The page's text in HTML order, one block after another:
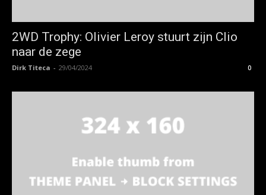
2WD Trophy: Olivier Leroy stuurt zijn Clio
naar de zege
Dirk Titeca - 29/04/2024 0